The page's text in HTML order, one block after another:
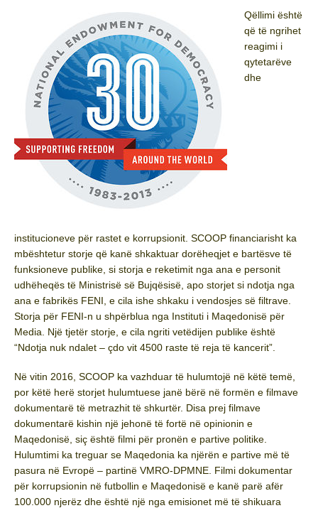
Qëllimi është
që të ngrihet
reagimi i
qytetarëve
dhe
institucioneve për rastet e korrupsionit. SCOOP financiarisht ka
mbështetur storje që kanë shkaktuar dorëheqjet e bartësve të
funksioneve publike, si storja e reketimit nga ana e personit
udhëheqës të Ministrisë së Bujqësisë, apo storjet si ndotja nga
ana e fabrikës FENI, e cila ishe shkaku i vendosjes së filtrave.
Storja për FENI-n u shpërblua nga Instituti i Maqedonisë për
Media. Një tjetër storje, e cila ngriti vetëdijen publike është
“Ndotja nuk ndalet – çdo vit 4500 raste të reja të kancerit”.
Në vitin 2016, SCOOP ka vazhduar të hulumtojë në këtë temë,
por këtë herë storjet hulumtuese janë bërë në formën e filmave
dokumentarë të metrazhit të shkurtër. Disa prej filmave
dokumentarë kishin një jehonë të fortë në opinionin e
Maqedonisë, siç është filmi për pronën e partive politike.
Hulumtimi ka treguar se Maqedonia ka njërën e partive më të
pasura në Evropë – partinë VMRO-DPMNE. Filmi dokumentar
për korrupsionin në futbollin e Maqedonisë e kanë parë afër
100.000 njerëz dhe është një nga emisionet më të shikuara